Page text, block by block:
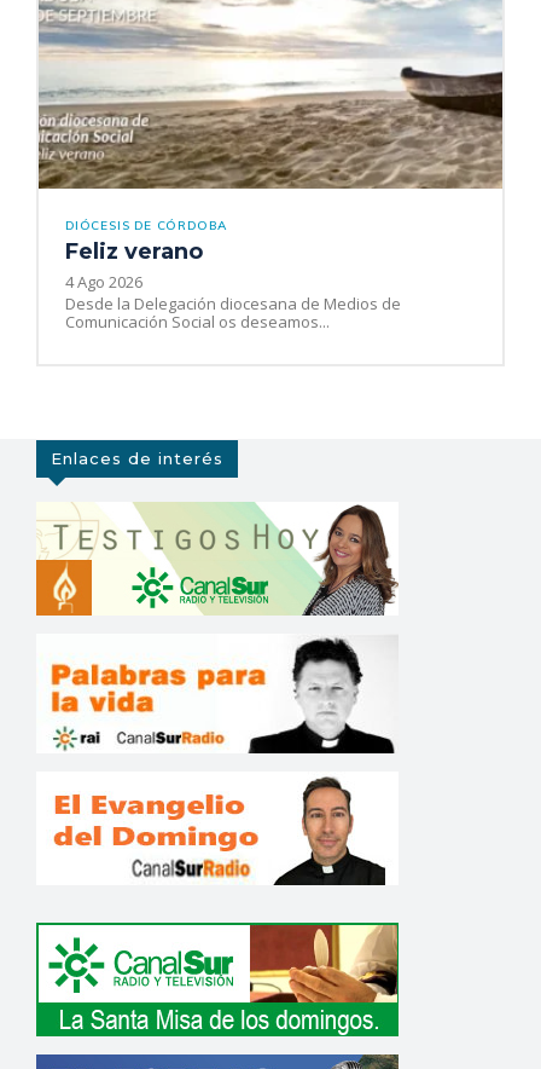
DIÓCESIS DE CÓRDOBA
Feliz verano
4 Ago 2026
Desde la Delegación diocesana de Medios de
Comunicación Social os deseamos...
Enlaces de interés